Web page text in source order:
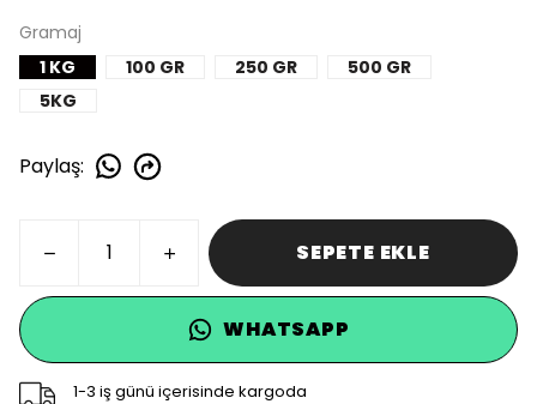
Gramaj
1 KG
100 GR 250 GR
500 GR
5KG
Paylaş:
SEPETE EKLE
WHATSAPP
1-3 iş günü içerisinde kargoda